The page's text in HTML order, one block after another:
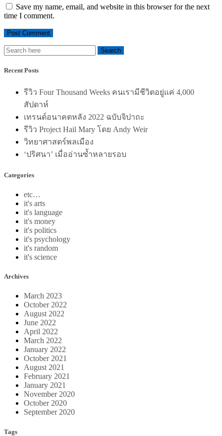
Save my name, email, and website in this browser for the next
time I comment.
Recent Posts
รีวิว Four Thousand Weeks คนเรามีชีวิตอยู่แค่ 4,000
สัปดาห์
เทรนด์อนาคตหลัง 2022 ฉบับจิปาถะ
รีวิว Project Hail Mary โดย Andy Weir
วิทยาศาสตร์พลเมือง
‘ปริศนา’ เมื่ออ่านซ้ำหลายรอบ
Categories
etc…
it's arts
it's language
it's money
it's politics
it's psychology
it's random
it's science
Archives
March 2023
October 2022
August 2022
June 2022
April 2022
March 2022
January 2022
October 2021
August 2021
February 2021
January 2021
November 2020
October 2020
September 2020
Tags